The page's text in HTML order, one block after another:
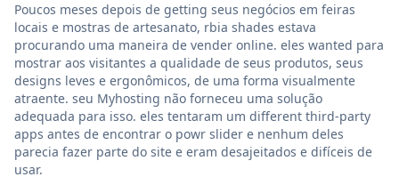
Poucos meses depois de getting seus negócios em feiras
locais e mostras de artesanato, rbia shades estava
procurando uma maneira de vender online. eles wanted para
mostrar aos visitantes a qualidade de seus produtos, seus
designs leves e ergonômicos, de uma forma visualmente
atraente. seu Myhosting não forneceu uma solução
adequada para isso. eles tentaram um different third-party
apps antes de encontrar o powr slider e nenhum deles
parecia fazer parte do site e eram desajeitados e difíceis de
usar.